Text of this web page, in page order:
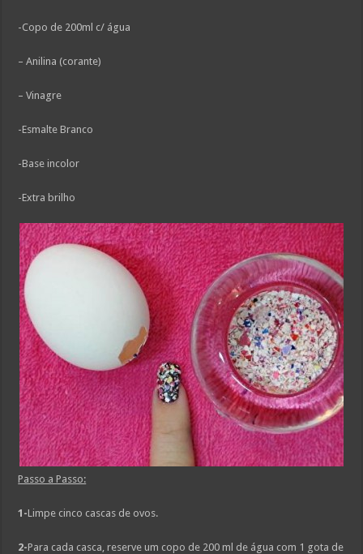
-Copo de 200ml c/ água
– Anilina (corante)
– Vinagre
-Esmalte Branco
-Base incolor
-Extra brilho
Passo a Passo:
1-Limpe cinco cascas de ovos.
2-Para cada casca, reserve um copo de 200 ml de água com 1 gota de